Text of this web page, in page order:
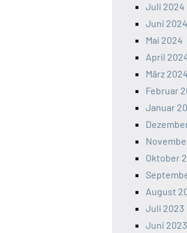
Juli 2024
Juni 2024
Mai 2024
April
März 2024
Februar
Januar
Oktober
August
Juli 2023
Juni 2023